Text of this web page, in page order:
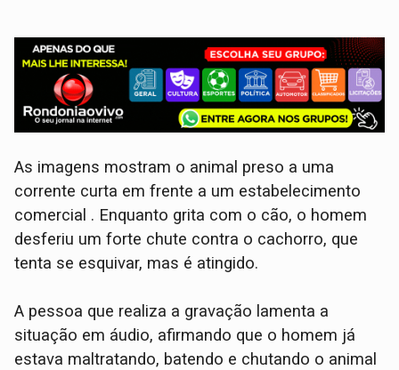
​As imagens mostram o animal preso a uma
corrente curta em frente a um estabelecimento
comercial . Enquanto grita com o cão, o homem
desferiu um forte chute contra o cachorro, que
tenta se esquivar, mas é atingido.
​A pessoa que realiza a gravação lamenta a
situação em áudio, afirmando que o homem já
estava maltratando, batendo e chutando o animal